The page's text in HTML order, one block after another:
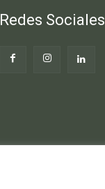
Redes Sociales